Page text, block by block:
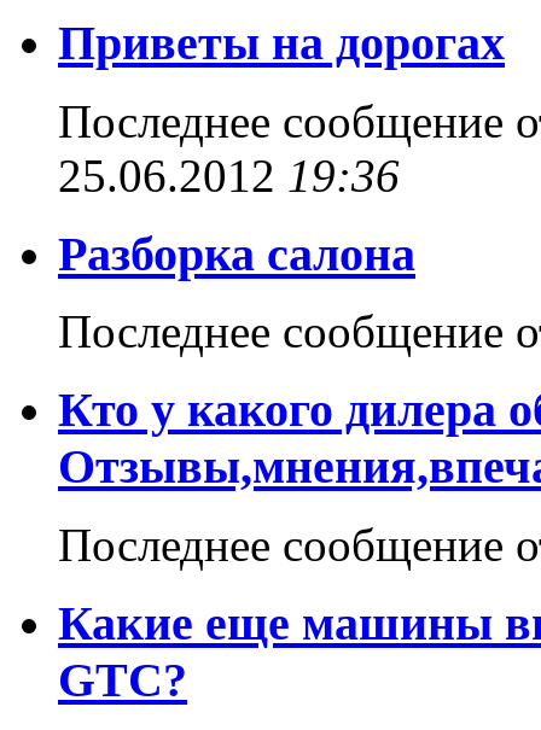
Приветы на дорогах
Последнее сообщение
25.06.2012 19:36
Разборка салона
Последнее сообщение
Кто у какого дилера
Последнее сообщение
Какие еще машины
GTC?